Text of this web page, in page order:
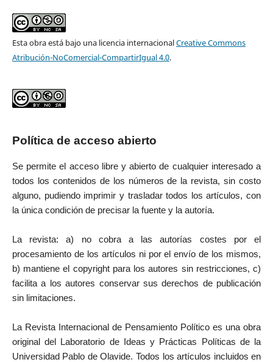
Esta obra está bajo una licencia internacionalCreative Commons
Atribución-NoComercial-CompartirIgual 4.0.
Política de acceso abierto
Se permite el acceso libre y abierto de cualquier interesado a
todos los contenidos de los números de la revista, sin costo
alguno, pudiendo imprimir y trasladar todos los artículos, con
la única condición de precisar la fuente y la autoría.
La revista: a) no cobra a las autorías costes por el
procesamiento de los artículos ni por el envío de los mismos,
b) mantiene el copyright para los autores sin restricciones, c)
facilita a los autores conservar sus derechos de publicación
sin limitaciones.
La Revista Internacional de Pensamiento Político es una obra
original del Laboratorio de Ideas y Prácticas Políticas de la
Universidad Pablo de Olavide. Todos los artículos incluidos en